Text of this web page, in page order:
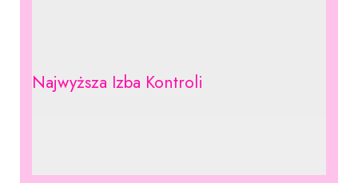
Najwyższa Izba Kontroli